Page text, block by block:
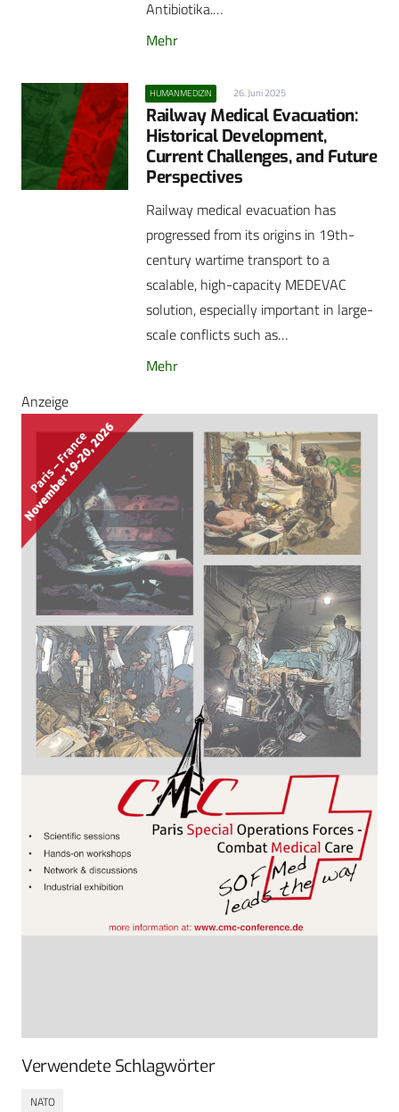
Antibiotika.…
Mehr
HUMANMEDIZIN 26. Juni 2025
Railway Medical Evacuation:
Historical Development,
Current Challenges, and Future
Perspectives
Railway medical evacuation has
progressed from its origins in 19th-
century wartime transport to a
scalable, high-capacity MEDEVAC
solution, especially important in large-
scale conflicts such as…
Mehr
Anzeige
Verwendete Schlagwörter
NATO